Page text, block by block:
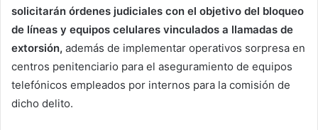
solicitarán órdenes judiciales con el objetivo del bloqueo
de líneas y equipos celulares vinculados a llamadas de
extorsión, además de implementar operativos sorpresa en
centros penitenciario para el aseguramiento de equipos
telefónicos empleados por internos para la comisión de
dicho delito.